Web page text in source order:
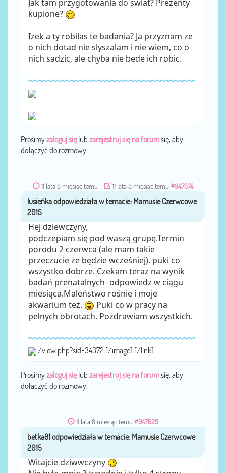
Jak tam przygotowania do swiat? Prezenty
kupione?
Izek a ty robilas te badania? Ja przyznam ze
o nich dotad nie slyszalam i nie wiem, co o
nich sadzic, ale chyba nie bede ich robic.
Prosimyzaloguj sięlub zarejestruj się na forumsię, aby
dołączyć do rozmowy.
11 lata 8 miesiąc temu - 11 lata 8 miesiąc temu #947574
przezlusieńka
Hej dziewczyny,
podczepiam się pod waszą grupę.Termin
porodu 2 czerwca (ale mam takie
przeczucie że będzie wcześniej). puki co
wszystko dobrze. Czekam teraz na wynik
badań prenatalnych- odpowiedz w ciągu
miesiąca.Maleństwo rośnie i moje
akwarium też.
Puki co w pracy na
pełnych obrotach. Pozdrawiam wszystkich.
/view.php?sid=34372 [/image] [/link]
Prosimyzaloguj sięlub zarejestruj się na forumsię, aby
dołączyć do rozmowy.
11 lata 8 miesiąc temu #947629
przezbetka81
Witajcie dziwwczyny